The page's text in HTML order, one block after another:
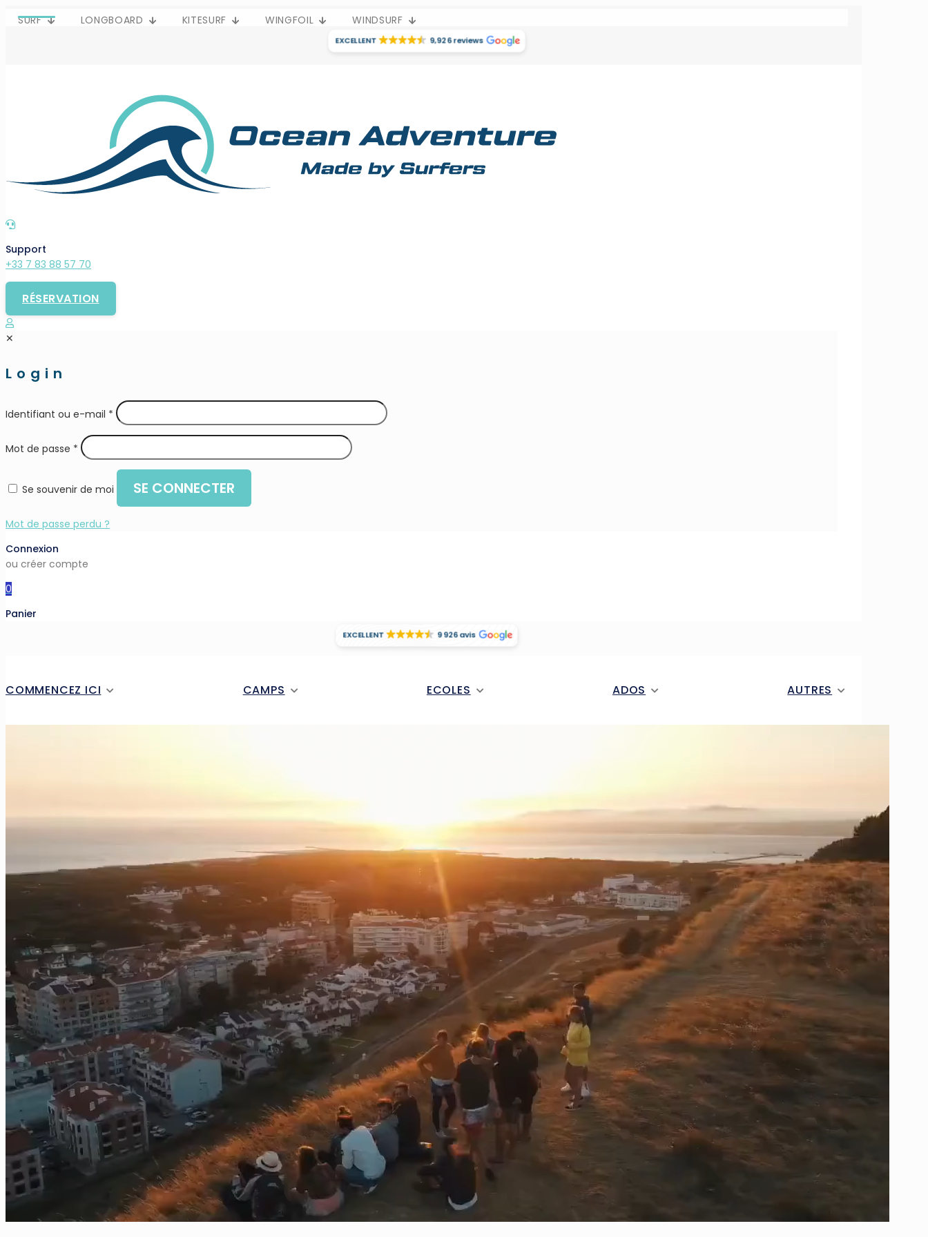
SURF LONGBOARD KITESURF WINGFOIL WINDSURF
EXCELLENT 9,926 reviews
Support
+33 7 83 88 57 70
RÉSERVATION
✕
Login
Identifiant ou e-mail *
Mot de passe *
Se souvenir de moi SE CONNECTER
Mot de passe perdu ?
Connexion
ou créer compte
0
Panier
EXCELLENT 9 926 avis
COMMENCEZ ICI CAMPS ECOLES ADOS AUTRES